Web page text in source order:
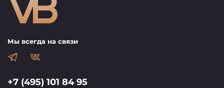
Мы всегда на связи
+7 (495) 101 84 95